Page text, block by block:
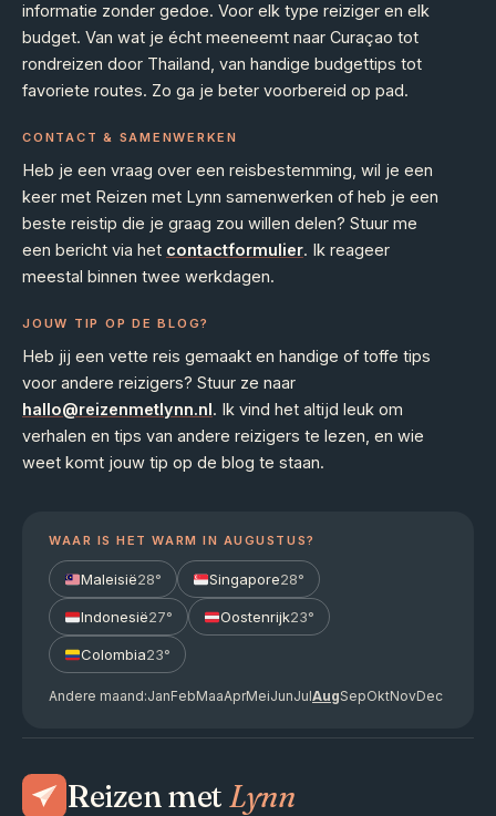
informatie zonder gedoe. Voor elk type reiziger en elk
budget. Van wat je écht meeneemt naar Curaçao tot
rondreizen door Thailand, van handige budgettips tot
favoriete routes. Zo ga je beter voorbereid op pad.
CONTACT & SAMENWERKEN
Heb je een vraag over een reisbestemming, wil je een
keer met Reizen met Lynn samenwerken of heb je een
beste reistip die je graag zou willen delen? Stuur me
een bericht via het contactformulier. Ik reageer
meestal binnen twee werkdagen.
JOUW TIP OP DE BLOG?
Heb jij een vette reis gemaakt en handige of toffe tips
voor andere reizigers? Stuur ze naar
hallo@reizenmetlynn.nl. Ik vind het altijd leuk om
verhalen en tips van andere reizigers te lezen, en wie
weet komt jouw tip op de blog te staan.
WAAR IS HET WARM IN AUGUSTUS?
Maleisië28° Singapore28°
Indonesië27° Oostenrijk23°
Colombia23°
Andere maand:JanFebMaaAprMeiJunJulAugSepOktNovDec
Reizen met Lynn